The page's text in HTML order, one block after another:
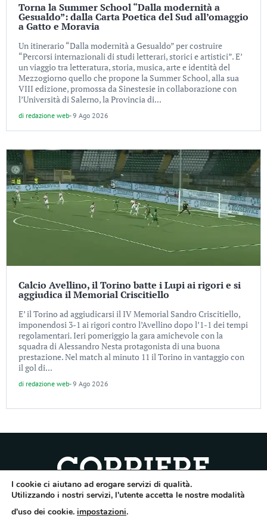
Torna la Summer School “Dalla modernità a
Gesualdo”: dalla Carta Poetica del Sud all’omaggio
a Gatto e Moravia
Un itinerario “Dalla modernità a Gesualdo” per costruire
“Percorsi internazionali di studi letterari, storici e artistici”. E’
un viaggio tra letteratura, storia, musica, arte e identità del
Mezzogiorno quello che propone la Summer School, alla sua
VIII edizione, promossa da Sinestesie in collaborazione con
l’Università di Salerno, la Provincia di...
di redazione web-9 Ago 2026
Calcio Avellino, il Torino batte i Lupi ai rigori e si
aggiudica il Memorial Criscitiello
E’ il Torino ad aggiudicarsi il IV Memorial Sandro Criscitiello,
imponendosi 3-1 ai rigori contro l’Avellino dopo l’1-1 dei tempi
regolamentari. Ieri pomeriggio la gara amichevole con la
squadra di Alessandro Nesta protagonista di una buona
prestazione. Nel match al minuto 11 il Torino in vantaggio con
il gol di...
di redazione web-9 Ago 2026
Quotidiano dell’Irpinia, a diffusione regionale. Reg. Trib. di Avellino n.7/12 del
Direttore responsabile Gianni Festa – Corriere srl – Via Annarumma 39/A 83100
I cookie ci aiutano ad erogare servizi di qualità.
Utilizzando i nostri servizi, l'utente accetta le nostre modalità
d'uso dei cookie. impostazioni.